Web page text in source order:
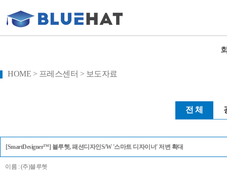
HOME > 프레스센터 > 보도자료
전 체
[SmartDesigner™] 블루헷, 패션디자인S/W '스마트 디자이너' 저변 확대
이름 : (주)블루헷